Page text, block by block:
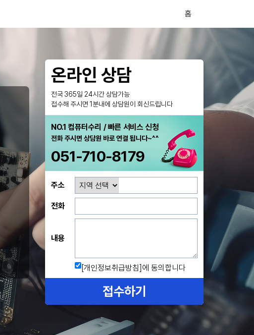
홈
온라인 상담
전국 365일 24시간 상담가능
접수해 주시면 1분내에 상담원이 회신드립니다
NO.1 컴퓨터수리 / 빠른 서비스 신청
전화 주시면 상담원 바로 연결 됩니다~^^
051-710-8179
주소
전화
내용
[개인정보취급방침] 에 동의합니다
접수하기